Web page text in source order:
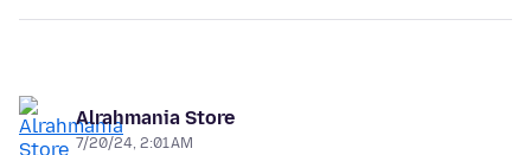
Alrahmania Store
7/20/24, 2:01 AM